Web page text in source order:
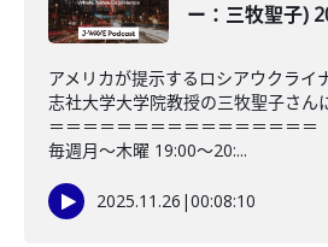
ー：三牧聖子)
アメリカが提示するロシアウクライ
志社大学大学院教授の三牧聖子さん
＝＝＝＝＝＝＝＝＝＝＝＝＝＝＝＝
毎週月～木曜 19:00～20:...
2025.11.26 |00:08:10